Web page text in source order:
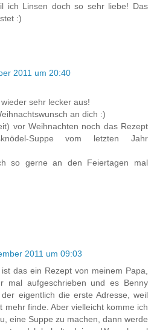
ich Linsen doch so sehr liebe! Das
:)
2011 um 20:40
sehr lecker aus!
an dich :)
vor Weihnachten noch das Rezept
Suppe vom letzten Jahr
so gerne an den Feiertagen mal
2011 um 09:03
das ein Rezept von meinem Papa,
mal aufgeschrieben und es Benny
eigentlich die erste Adresse, weil
mehr finde. Aber vielleicht komme ich
eine Suppe zu machen, dann werde